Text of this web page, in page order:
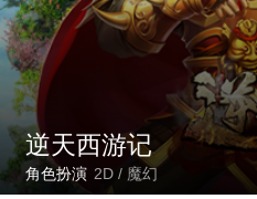
逆天西游记
角色扮演 2D / 魔幻